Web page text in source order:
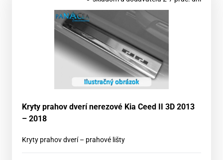
Kryty prahov dverí nerezové Kia Ceed II 3D 2013
– 2018
Kryty prahov dverí – prahové lišty